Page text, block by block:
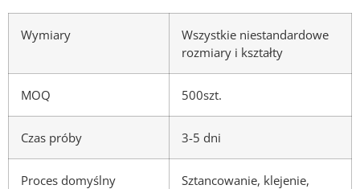
Wymiary
Wszystkie niestandardowe
rozmiary i kształty
MOQ 500szt.
Czas próby 3-5 dni
Proces domyślny
Sztancowanie, klejenie,